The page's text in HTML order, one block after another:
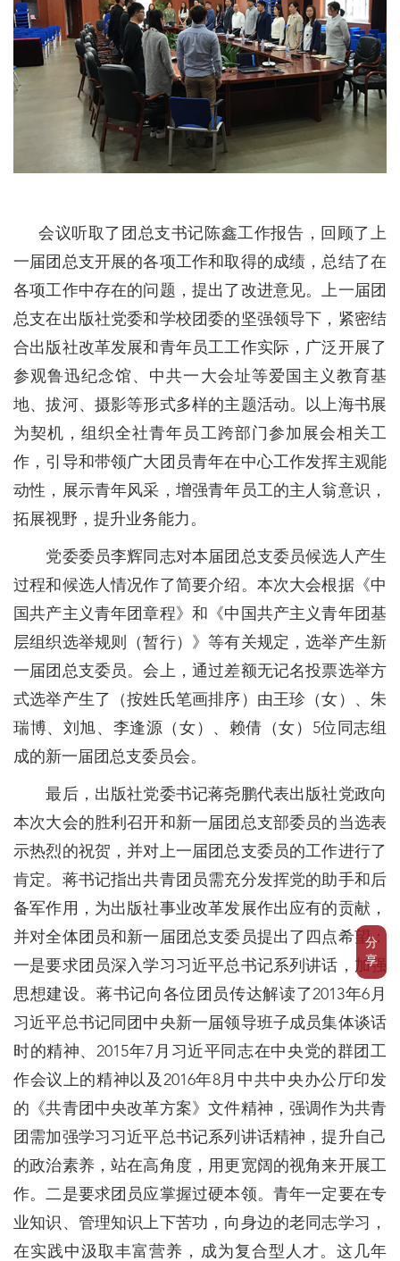
分
享
会议听取了团总支书记陈鑫工作报告，回顾了上
一届团总支开展的各项工作和取得的成绩，总结了在
各项工作中存在的问题，提出了改进意见。上一届团
总支在出版社党委和学校团委的坚强领导下，紧密结
合出版社改革发展和青年员工工作实际，广泛开展了
参观鲁迅纪念馆、中共一大会址等爱国主义教育基
地、拔河、摄影等形式多样的主题活动。以上海书展
为契机，组织全社青年员工跨部门参加展会相关工
作，引导和带领广大团员青年在中心工作发挥主观能
动性，展示青年风采，增强青年员工的主人翁意识，
拓展视野，提升业务能力。
党委委员李辉同志对本届团总支委员候选人产生
过程和候选人情况作了简要介绍。本次大会根据《中
国共产主义青年团章程》和《中国共产主义青年团基
层组织选举规则（暂行）》等有关规定，选举产生新
一届团总支委员。会上，通过差额无记名投票选举方
式选举产生了（按姓氏笔画排序）由王珍（女）、朱
瑞博、刘旭、李逢源（女）、赖倩（女）5位同志组
成的新一届团总支委员会。
最后，出版社党委书记蒋尧鹏代表出版社党政向
本次大会的胜利召开和新一届团总支部委员的当选表
示热烈的祝贺，并对上一届团总支委员的工作进行了
肯定。蒋书记指出共青团员需充分发挥党的助手和后
备军作用，为出版社事业改革发展作出应有的贡献，
并对全体团员和新一届团总支委员提出了四点希望：
一是要求团员深入学习习近平总书记系列讲话，加强
思想建设。蒋书记向各位团员传达解读了2013年6月
习近平总书记同团中央新一届领导班子成员集体谈话
时的精神、2015年7月习近平同志在中央党的群团工
作会议上的精神以及2016年8月中共中央办公厅印发
的《共青团中央改革方案》文件精神，强调作为共青
团需加强学习习近平总书记系列讲话精神，提升自己
的政治素养，站在高角度，用更宽阔的视角来开展工
作。二是要求团员应掌握过硬本领。青年一定要在专
业知识、管理知识上下苦功，向身边的老同志学习，
在实践中汲取丰富营养，成为复合型人才。这几年